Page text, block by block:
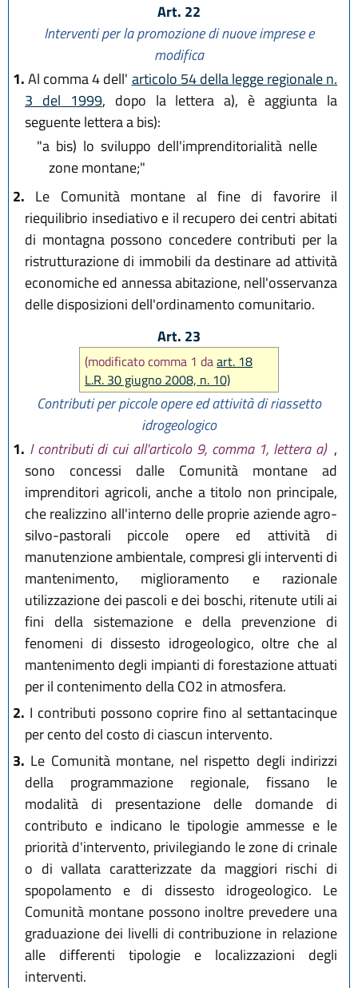
Art. 22
Interventi per la promozione di nuove imprese e
modifica
1.Al comma 4 dell' articolo 54 della legge regionale n.
3 del 1999, dopo la lettera a), è aggiunta la
seguente lettera a bis):
"a bis) lo sviluppo dell'imprenditorialità nelle
zone montane;"
2. Le Comunità montane al fine di favorire il
riequilibrio insediativo e il recupero dei centri abitati
di montagna possono concedere contributi per la
ristrutturazione di immobili da destinare ad attività
economiche ed annessa abitazione, nell'osservanza
delle disposizioni dell'ordinamento comunitario.
Art. 23
(modificato comma 1 daart. 18
L.R. 30 giugno 2008, n. 10)
Contributi per piccole opere ed attività di riassetto
idrogeologico
1. I contributi di cui all'articolo 9, comma 1, lettera a) ,
sono concessi dalle Comunità montane ad
imprenditori agricoli, anche a titolo non principale,
che realizzino all'interno delle proprie aziende agro-
silvo-pastorali piccole opere ed attività di
manutenzione ambientale, compresi gli interventi di
mantenimento, miglioramento e razionale
utilizzazione dei pascoli e dei boschi, ritenute utili ai
fini della sistemazione e della prevenzione di
fenomeni di dissesto idrogeologico, oltre che al
mantenimento degli impianti di forestazione attuati
per il contenimento della CO2 in atmosfera.
2. I contributi possono coprire fino al settantacinque
per cento del costo di ciascun intervento.
3. Le Comunità montane, nel rispetto degli indirizzi
della programmazione regionale, fissano le
modalità di presentazione delle domande di
contributo e indicano le tipologie ammesse e le
priorità d'intervento, privilegiando le zone di crinale
o di vallata caratterizzate da maggiori rischi di
spopolamento e di dissesto idrogeologico. Le
Comunità montane possono inoltre prevedere una
graduazione dei livelli di contribuzione in relazione
alle differenti tipologie e localizzazioni degli
interventi.